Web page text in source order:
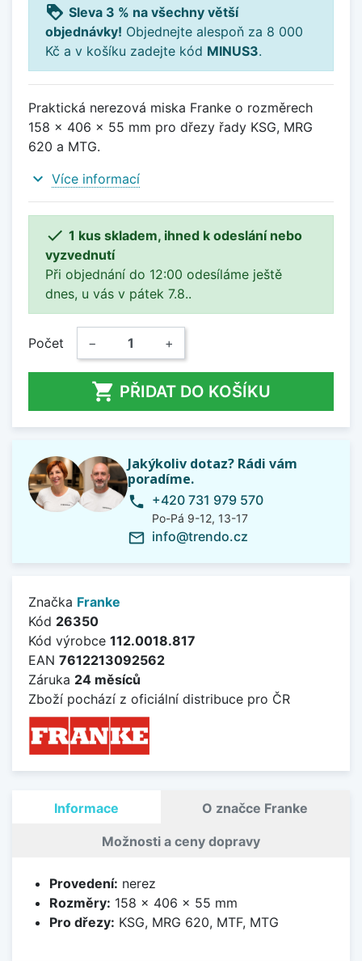
loyalty Sleva 3 % na všechny větší
objednávky! Objednejte alespoň za 8 000
Kč a v košíku zadejte kód MINUS3.
Praktická nerezová miska Franke o rozměrech
158 x 406 x 55 mm pro dřezy řady KSG, MRG
620 a MTG.
expand_more Více informací
 1 kus skladem, ihned k odeslání nebo
vyzvednutí
Při objednání do 12:00 odesíláme ještě
dnes, u vás v pátek 7.8..
Počet − +
 PŘIDAT DO KOŠÍKU
Jakýkoliv dotaz? Rádi vám
poradíme.
phone +420 731 979 570
Po-Pá 9-12, 13-17
mail_outline info@trendo.cz
Značka Franke
Kód 26350
Kód výrobce 112.0018.817
EAN 7612213092562
Záruka 24 měsíců
Zboží pochází z oficiální distribuce pro ČR
Informace O značce Franke
Možnosti a ceny dopravy
Provedení: nerez
Rozměry: 158 x 406 x 55 mm
Pro dřezy: KSG, MRG 620, MTF, MTG